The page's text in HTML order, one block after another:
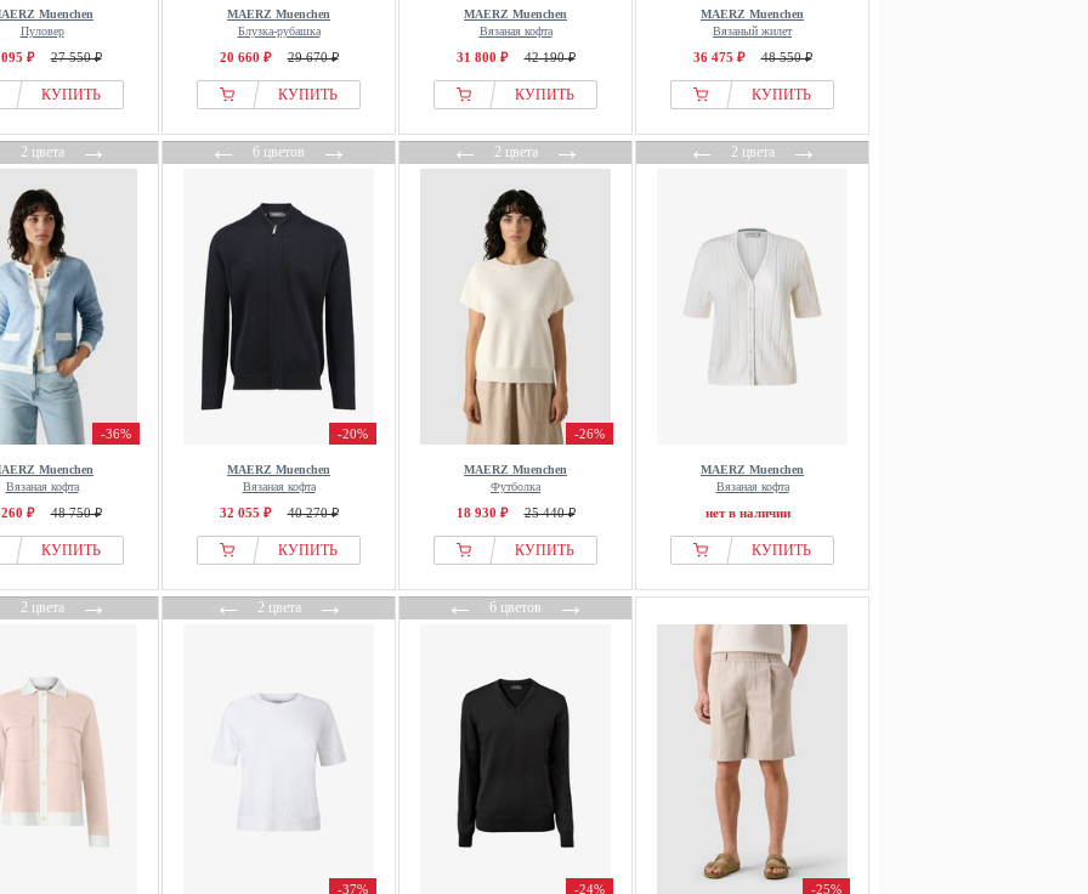
Muenchen
Пуловер
₽ 27 550 ₽
КУПИТЬ
MAERZ Muenchen
Блузка-рубашка
20 660 ₽ 29 670 ₽
КУПИТЬ
MAERZ Muenchen
Вязаная кофта
31 800 ₽ 42 190 ₽
КУПИТЬ
MAERZ Muenchen
Вязаный жилет
36 475 ₽ 48 550 ₽
КУПИТЬ
2 цвета→
-36%
Muenchen
Вязаная кофта
₽ 48 750 ₽
КУПИТЬ
←6 цветов→
-20%
MAERZ Muenchen
Вязаная кофта
32 055 ₽ 40 270 ₽
КУПИТЬ
←2 цвета→
-26%
MAERZ Muenchen
Футболка
18 930 ₽ 25 440 ₽
КУПИТЬ
←2 цвета→
MAERZ Muenchen
Вязаная кофта
нет в наличии
КУПИТЬ
2 цвета→ ←2 цвета→
-37%
←6 цветов→
-24% -25%